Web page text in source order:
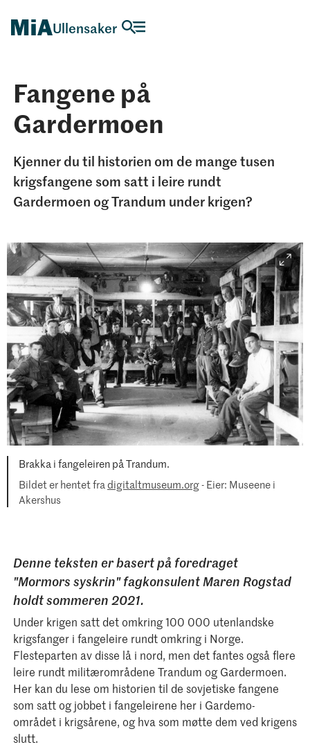
Ullensaker
Fangene på
Gardermoen
Kjenner du til historien om de mange tusen
krigsfangene som satt i leire rundt
Gardermoen og Trandum under krigen?
Brakka i fangeleiren på Trandum.
Bildet er hentet fra digitaltmuseum.org- Eier: Museene i
Akershus
Denne teksten er basert på foredraget
"Mormors syskrin" fagkonsulent Maren Rogstad
holdt sommeren 2021.
Under krigen satt det omkring 100 000 utenlandske
krigsfanger i fangeleire rundt omkring i Norge.
Flesteparten av disse lå i nord, men det fantes også flere
leire rundt militærområdene Trandum og Gardermoen.
Her kan du lese om historien til de sovjetiske fangene
som satt og jobbet i fangeleirene her i Gardemo-
området i krigsårene, og hva som møtte dem ved krigens
slutt.